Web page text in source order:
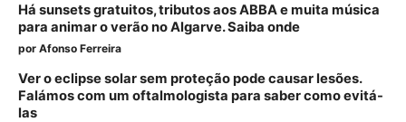
Há sunsets gratuitos, tributos aos ABBA e muita música
para animar o verão no Algarve. Saiba onde
por Afonso Ferreira
Ver o eclipse solar sem proteção pode causar lesões.
Falámos com um oftalmologista para saber como evitá-
las